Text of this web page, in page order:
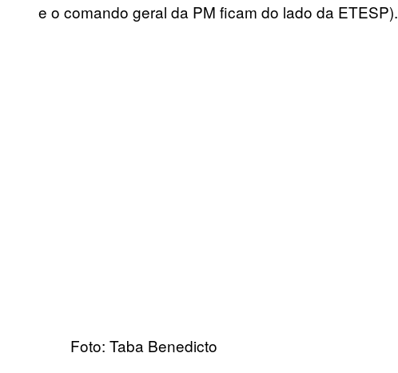
e o comando geral da PM ficam do lado da ETESP).
Foto: Taba Benedicto